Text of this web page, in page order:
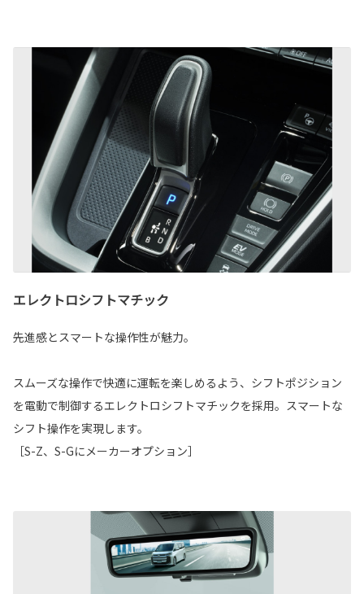
エレクトロシフトマチック
先進感とスマートな操作性が魅力。
スムーズな操作で快適に運転を楽しめるよう、シフトポジション
を電動で制御するエレクトロシフトマチックを採用。スマートな
シフト操作を実現します。
［S-Z、S-Gにメーカーオプション］